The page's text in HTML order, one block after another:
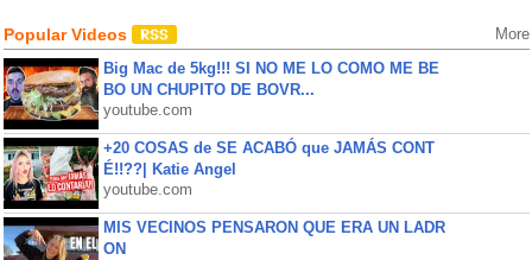
Popular Videos More
Big Mac de 5kg!!! SI NO ME LO COMO ME BE
BO UN CHUPITO DE BOVR...
youtube.com
+20 COSAS de SE ACABÓ que JAMÁS CONT
É!!??| Katie Angel
youtube.com
MIS VECINOS PENSARON QUE ERA UN LADR
ON